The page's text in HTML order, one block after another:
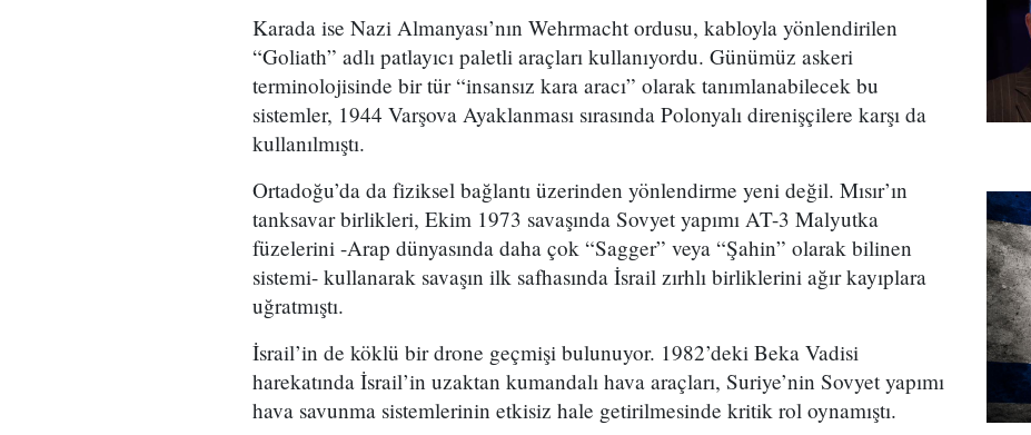
Karada ise Nazi Almanyası’nın Wehrmacht ordusu, kabloyla yönlendirilen
“Goliath” adlı patlayıcı paletli araçları kullanıyordu. Günümüz askeri
terminolojisinde bir tür “insansız kara aracı” olarak tanımlanabilecek bu
sistemler, 1944 Varşova Ayaklanması sırasında Polonyalı direnişçilere karşı da
kullanılmıştı.
Ortadoğu’da da fiziksel bağlantı üzerinden yönlendirme yeni değil. Mısır’ın
tanksavar birlikleri, Ekim 1973 savaşında Sovyet yapımı AT-3 Malyutka
füzelerini -Arap dünyasında daha çok “Sagger” veya “Şahin” olarak bilinen
sistemi- kullanarak savaşın ilk safhasında İsrail zırhlı birliklerini ağır kayıplara
uğratmıştı.
İsrail’in de köklü bir drone geçmişi bulunuyor. 1982’deki Beka Vadisi
harekatında İsrail’in uzaktan kumandalı hava araçları, Suriye’nin Sovyet yapımı
hava savunma sistemlerinin etkisiz hale getirilmesinde kritik rol oynamıştı.